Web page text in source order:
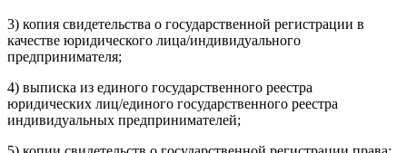
3) копия свидетельства о государственной регистрации в
качестве юридического лица/индивидуального
предпринимателя;
4) выписка из единого государственного реестра
юридических лиц/единого государственного реестра
индивидуальных предпринимателей;